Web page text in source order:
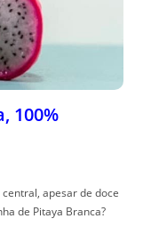
100%
apesar de doce
de Pitaya Branca?